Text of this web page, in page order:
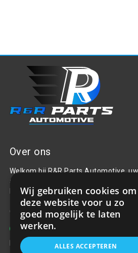
Over ons
Welkom bij R&R Parts Automotive,
aanschaf van alle auto accessoires.
beste selectie, service & prijs te
Contact
+31(0)85 486 83 17
info@rrparts.nl
Wij gebruiken cookies om
deze website voor u zo
goed mogelijk te laten
werken.
ALLES ACCEPTEREN